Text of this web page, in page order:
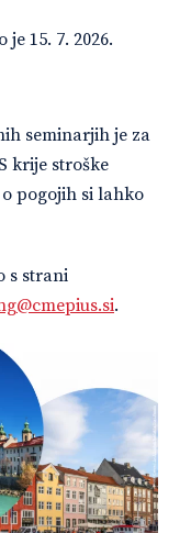
15. 7. 2026.
seminarjih je za
krije stroške
pogojih si lahko
s strani
.